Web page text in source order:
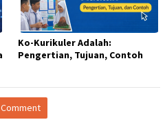
Ko-Kurikuler Adalah:
Pengertian, Tujuan, Contoh